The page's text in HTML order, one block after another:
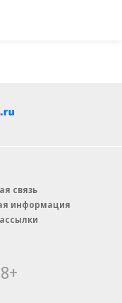
связь
информация